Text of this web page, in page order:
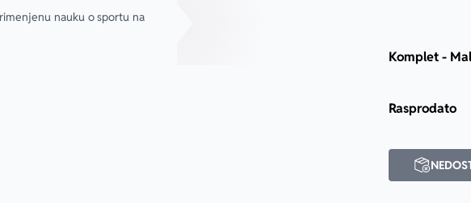
I JOŠ!!! Tu su i sažeci od 3 sekunde i zadaci od 3 minuta.
nauku o sportu na
Komplet -
Rasprodato